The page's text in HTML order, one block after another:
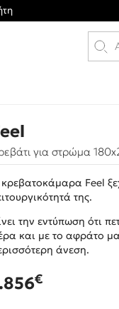
για στρώμα
Feel
της.
την εντύπωση ότι
και με το αφράτο
άνεση.
€